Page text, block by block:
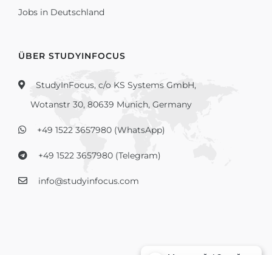
Jobs in Deutschland
ÜBER STUDYINFOCUS
StudyInFocus, c/o KS Systems GmbH,
Wotanstr 30, 80639 Munich, Germany
+49 1522 3657980 (WhatsApp)
+49 1522 3657980 (Telegram)
info@studyinfocus.com